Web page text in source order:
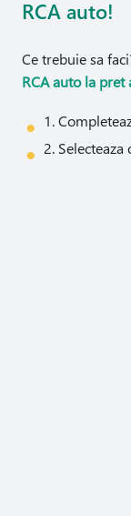
RCA auto!
Ce trebuie sa
RCA auto la pret
1.
2.